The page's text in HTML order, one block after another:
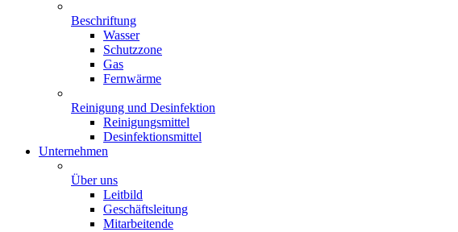
Beschriftung
Wasser
Schutzzone
Gas
Fernwärme
Reinigung und Desinfektion
Reinigungsmittel
Desinfektionsmittel
Unternehmen
Über uns
Leitbild
Geschäftsleitung
Mitarbeitende